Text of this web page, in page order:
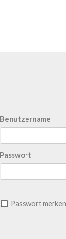
Benutzername
Passwort
Passwort merken